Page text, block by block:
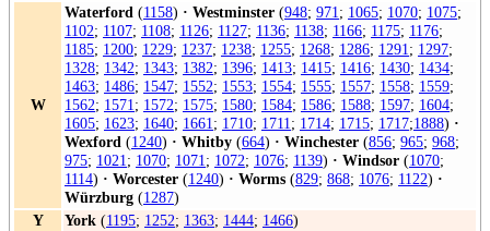
W
Waterford (1158) · Westminster (948; 971; 1065; 1070; 1075;
1102; 1107; 1108; 1126; 1127; 1136; 1138; 1166; 1175; 1176;
1185; 1200; 1229; 1237; 1238; 1255; 1268; 1286; 1291; 1297;
1328; 1342; 1343; 1382; 1396; 1413; 1415; 1416; 1430; 1434;
1463; 1486; 1547; 1552; 1553; 1554; 1555; 1557; 1558; 1559;
1562; 1571; 1572; 1575; 1580; 1584; 1586; 1588; 1597; 1604;
1605; 1623; 1640; 1661; 1710; 1711; 1714; 1715; 1717;1888) ·
Wexford (1240) · Whitby (664) · Winchester (856; 965; 968;
975; 1021; 1070; 1071; 1072; 1076; 1139) · Windsor (1070;
1114) · Worcester (1240) · Worms (829; 868; 1076; 1122) ·
Würzburg (1287)
Y
York (1195; 1252; 1363; 1444; 1466)